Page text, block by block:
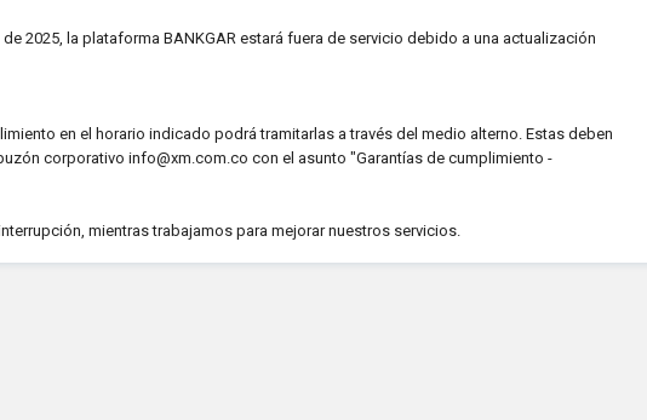
2025, la plataforma BANKGAR estará fuera de servicio debido a una actualización
en el horario indicado podrá tramitarlas a través del medio alterno. Estas deben
corporativo info@xm.com.co con el asunto "Garantías de cumplimiento -
mientras trabajamos para mejorar nuestros servicios.